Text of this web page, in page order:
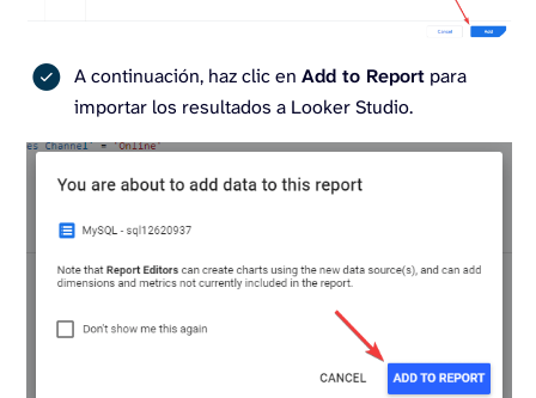
A continuación, haz clic en Add to Report para
importar los resultados a Looker Studio.